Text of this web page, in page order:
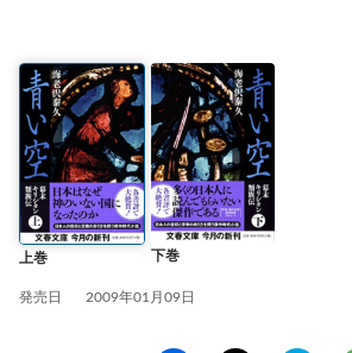
上巻 下巻
発売日 2009年01月09日